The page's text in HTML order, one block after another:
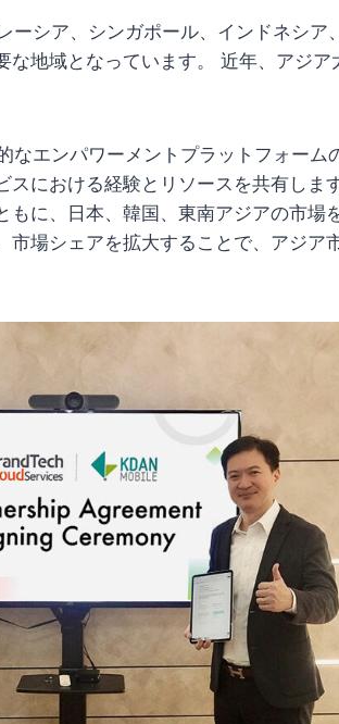
ーシア、シンガポール、インドネシア
な地域となっています。 近年、アジ
なエンパワーメントプラットフォーム
スにおける経験とリソースを共有しま
もに、日本、韓国、東南アジアの市場
市場シェアを拡大することで、アジア